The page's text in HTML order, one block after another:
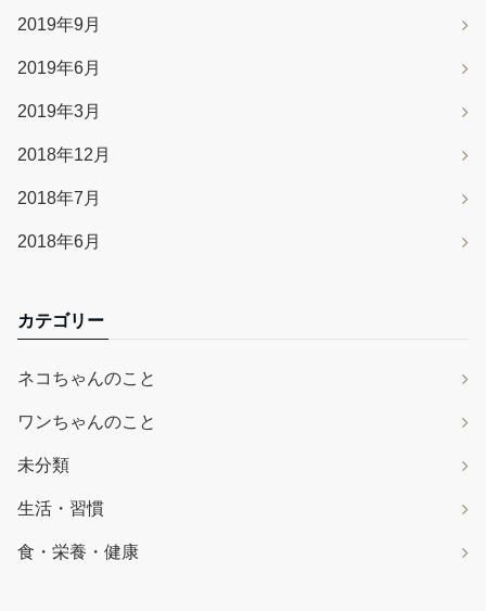
2019年9月
2019年6月
2019年3月
2018年12月
2018年7月
2018年6月
カテゴリー
ネコちゃんのこと
ワンちゃんのこと
未分類
生活・習慣
食・栄養・健康